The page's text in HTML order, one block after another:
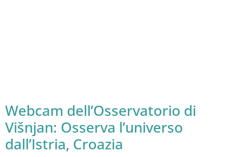
Webcam dell’Osservatorio di
Višnjan: Osserva l’universo
dall’Istria, Croazia